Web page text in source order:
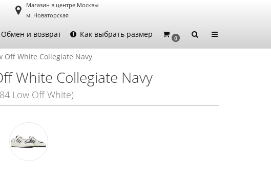
Магазин в центре Москвы
м. Новаторская
Обмен и возврат Как выбрать размер 0
Off White Collegiate Navy
White Collegiate Navy
Low Off White)